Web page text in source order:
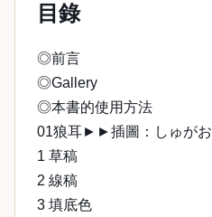
目錄
◎前言
◎Gallery
◎本書的使用方法
01狼耳►►插圖：しゅがお
1 草稿
2 線稿
3 填底色